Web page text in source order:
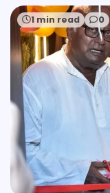
1 min read 0